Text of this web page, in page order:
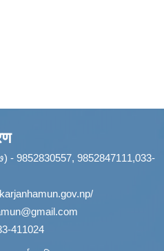
- 9852830557, 9852847111,033-
411024